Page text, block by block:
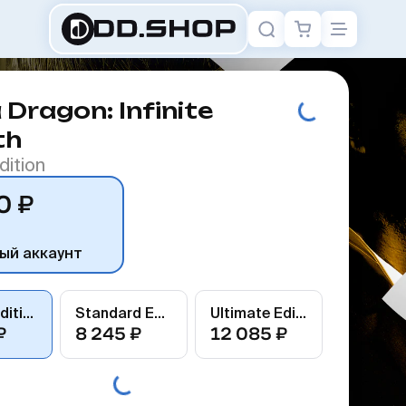
Dragon: Infinite
₽
аккаунт
Deluxe Edition Standard Edition
8 245 ₽
Ultimate Edition
12 085 ₽